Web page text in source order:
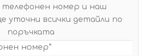
номер и наш
уточни всички детайли по
поръчката